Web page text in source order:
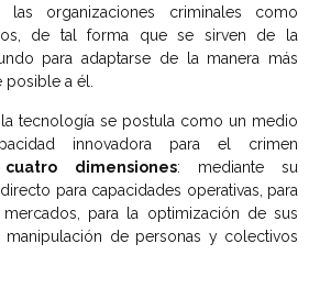
las organizaciones criminales como
de tal forma que se sirven de la
para adaptarse de la manera más
posible a él.
la tecnología se postula como un medio
innovadora para el crimen
cuatro dimensiones: mediante su
para capacidades operativas, para
para la optimización de sus
manipulación de personas y colectivos